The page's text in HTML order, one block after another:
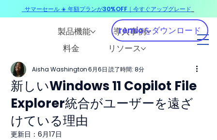
製品機能
導入事例
料金
リソース
remioをダウンロード
新しいWindows 11 Copilot File
Explorer統合がユーザーを遠ざ
けている理由
Aisha Washington 6月6日 読了時間: 8分
更新日：6月17日
サマーセール ☀️ 年額プランが30%OFF｜今すぐアップグレード